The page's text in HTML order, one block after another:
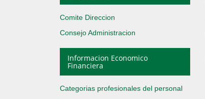
Comite Direccion
Consejo Administracion
Informacion Economico
Financiera
Categorias profesionales del personal